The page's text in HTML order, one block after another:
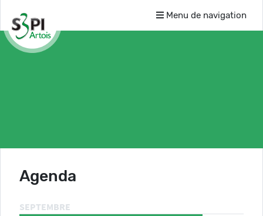
Menu de navigation
Agenda
SEPTEMBRE